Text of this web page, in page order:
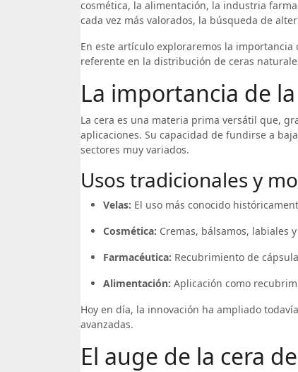
cosmética, la alimentación, la industria
cada vez más valorados, la búsqueda de
En este artículo exploraremos la
referente en la distribución de ceras
La importancia de
La cera es una materia prima versátil que,
aplicaciones. Su capacidad de fundirse a
sectores muy variados.
Usos tradicionales y
Velas: El uso más conocido
Cosmética: Cremas, bálsamos, labiales
Farmacéutica: Recubrimiento de
Alimentación: Aplicación como
Hoy en día, la innovación ha ampliado
avanzadas.
El auge de la cera